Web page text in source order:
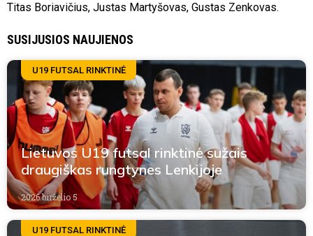
Titas Boriavičius, Justas Martyšovas, Gustas Zenkovas.
SUSIJUSIOS NAUJIENOS
U19 FUTSAL RINKTINĖ
Lietuvos U19 futsal rinktinė sužais
draugiškas rungtynes Lenkijoje
2026 birželio 5
U19 FUTSAL RINKTINĖ